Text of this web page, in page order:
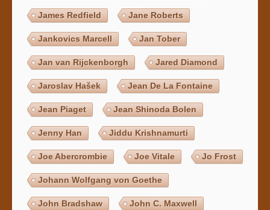
James Redfield Jane Roberts
Jankovics Marcell Jan Tober
Jan van Rijckenborgh Jared Diamond
Jaroslav Hašek Jean De La Fontaine
Jean Piaget Jean Shinoda Bolen
Jenny Han Jiddu Krishnamurti
Joe Abercrombie Joe Vitale Jo Frost
Johann Wolfgang von Goethe
John Bradshaw John C. Maxwell